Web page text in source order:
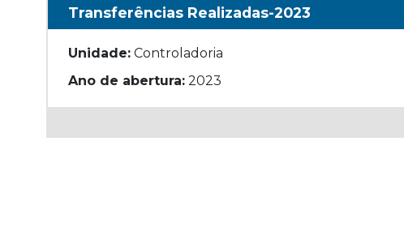
Transferências Realizadas-2023
Unidade: Controladoria
Ano de abertura: 2023